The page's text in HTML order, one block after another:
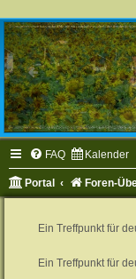
FAQ Kalender
Portal Foren-
Ein Treffpunkt für
Ein Treffpunkt für